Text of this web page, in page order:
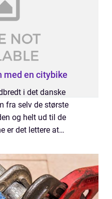
med en citybike
i det danske
fra selv de største
og helt ud til de
er det lettere at
vi har gjort...